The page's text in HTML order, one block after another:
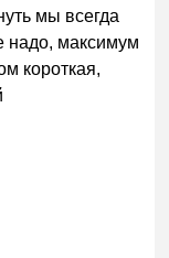
мы всегда
надо, максимум
короткая,